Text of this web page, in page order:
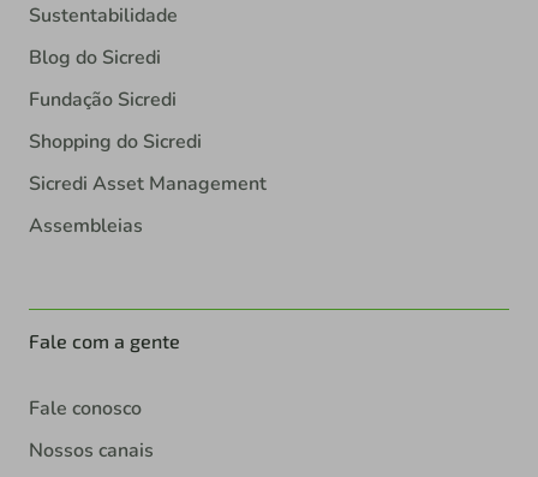
Sustentabilidade
Blog do Sicredi
Fundação Sicredi
Shopping do Sicredi
Sicredi Asset Management
Assembleias
Fale com a gente
Fale conosco
Nossos canais